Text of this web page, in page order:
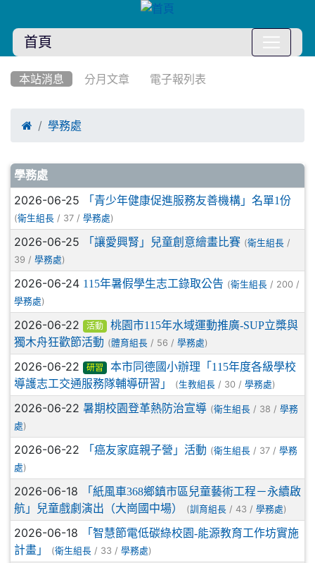
首頁
本站消息 分月文章 電子報列表
 學務處
文章列表
學務處
2026-06-25 「青少年健康促進服務友善機構」名單1份
(衛生組長 / 37 / 學務處)
2026-06-25 「讓愛興腎」兒童創意繪畫比賽 (衛生組長 /
39 / 學務處)
2026-06-24 115年暑假學生志工錄取公告 (衛生組長 / 200 /
學務處)
2026-06-22 活動
桃園市115年水域運動推廣-SUP立槳與
獨木舟狂歡節活動 (體育組長 / 56 / 學務處)
2026-06-22 研習
本市同德國小辦理「115年度各級學校
導護志工交通服務隊輔導研習」
(生教組長 / 30 / 學務處)
2026-06-22 暑期校園登革熱防治宣導 (衛生組長 / 38 / 學務
處)
2026-06-22 「癌友家庭親子營」活動 (衛生組長 / 37 / 學務
處)
2026-06-18
「紙風車368鄉鎮市區兒童藝術工程－永續啟
航」兒童戲劇演出（大崗國中場）
(訓育組長 / 43 / 學務處)
2026-06-18
「智慧節電低碳綠校園-能源教育工作坊實施
計畫」
(衛生組長 / 33 / 學務處)